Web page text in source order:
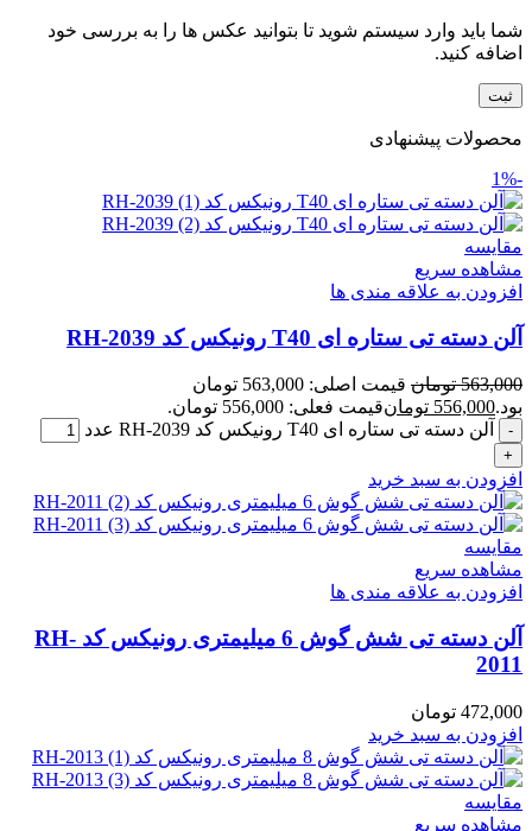
شما باید وارد سیستم شوید تا بتوانید عکس ها را به بررسی خود
اضافه کنید.
محصولات پیشنهادی
-1%
مقایسه
مشاهده سریع
افزودن به علاقه مندی ها
آلن دسته تی ستاره‌‌‌ ای T40 رونیکس کد RH-2039
563,000 تومان
قیمت اصلی: 563,000 تومان
بود.556,000 تومانقیمت فعلی: 556,000 تومان.
آلن دسته تی ستاره‌‌‌ ای T40 رونیکس کد RH-2039 عدد
افزودن به سبد خرید
مقایسه
مشاهده سریع
افزودن به علاقه مندی ها
آلن دسته تی شش گوش 6 میلیمتری رونیکس کد RH-
2011
472,000 تومان
افزودن به سبد خرید
مقایسه
مشاهده سریع